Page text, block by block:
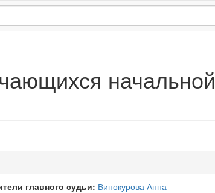
начальной
главного судьи: Винокурова Анна